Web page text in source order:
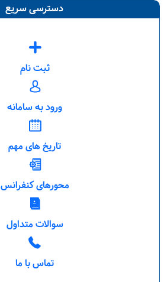
دسترسی سریع
ثبت نام
ورود به سامانه
تاریخ های مهم
محورهای کنفرانس
سوالات متداول
تماس با ما